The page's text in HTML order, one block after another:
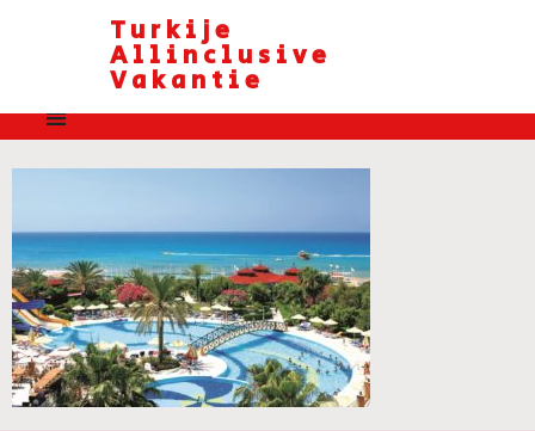
Turkije
Allinclusive
Vakantie